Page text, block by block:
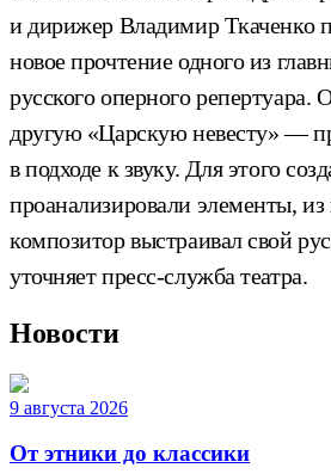
и дирижер Владимир Ткаченко
новое прочтение одного из
русского оперного
другую «Царскую невесту» —
в подходе к звуку. Для этого
проанализировали элементы, из
композитор выстраивал свой
уточняет пресс-служба театра.
Новости
9 августа 2026
От этники до классики